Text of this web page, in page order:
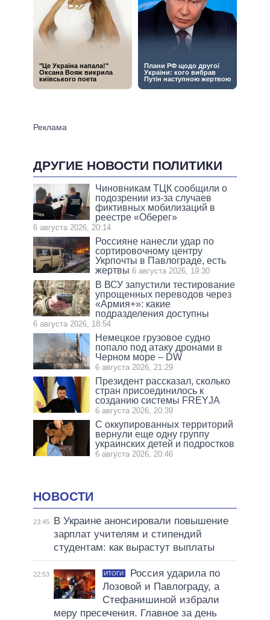
ДРУГИЕ НОВОСТИ ПОЛИТИКИ
Чиновникам ТЦК сообщили о
подозрении из-за случаев
фиктивных мобилизаций в
реестре «Оберег»
6 августа 2026, 20:14
Россияне нанесли удар по
сортировочному центру
Укрпочты в Павлограде, есть
жертвы 6 августа 2026, 19:30
В ВСУ запустили тестирование
упрощенных переводов через
«Армия+»: какие
подразделения доступны
6 августа 2026, 18:54
Немецкое грузовое судно
попало под атаку дронами в
Черном море – DW
6 августа 2026, 21:29
Президент рассказал, сколько
стран присоединилось к
созданию системы FREYJA
6 августа 2026, 20:39
С оккупированных территорий
вернули еще одну группу
украинских детей и подростков
6 августа 2026, 20:46
НОВОСТИ
23:45
В Украине анонсировали повышение
зарплат учителям и стипендий
студентам: как вырастут выплаты
22:53 ИТОГИ
Россия ударила по
Лозовой и Павлограду, а
Стефанишиной избрали
меру пресечения. Главное за день